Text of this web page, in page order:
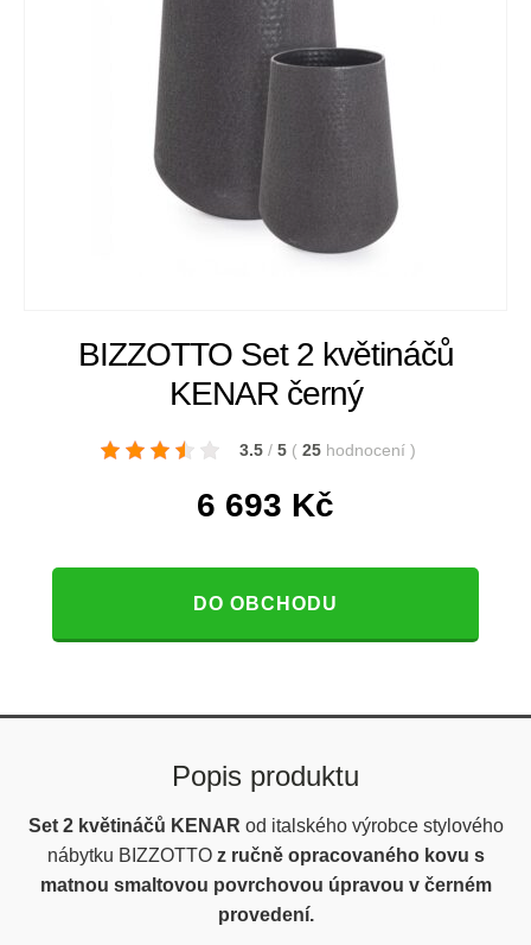
BIZZOTTO Set 2 květináčů
KENAR černý
3.5 / 5 ( 25 hodnocení )
6 693 Kč
DO OBCHODU
Popis produktu
Set 2 květináčů KENAR od italského výrobce stylového
nábytku BIZZOTTO z ručně opracovaného kovu s
matnou smaltovou povrchovou úpravou v černém
provedení.